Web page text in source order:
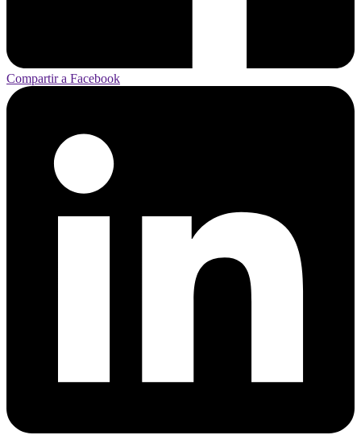
Compartir a Facebook